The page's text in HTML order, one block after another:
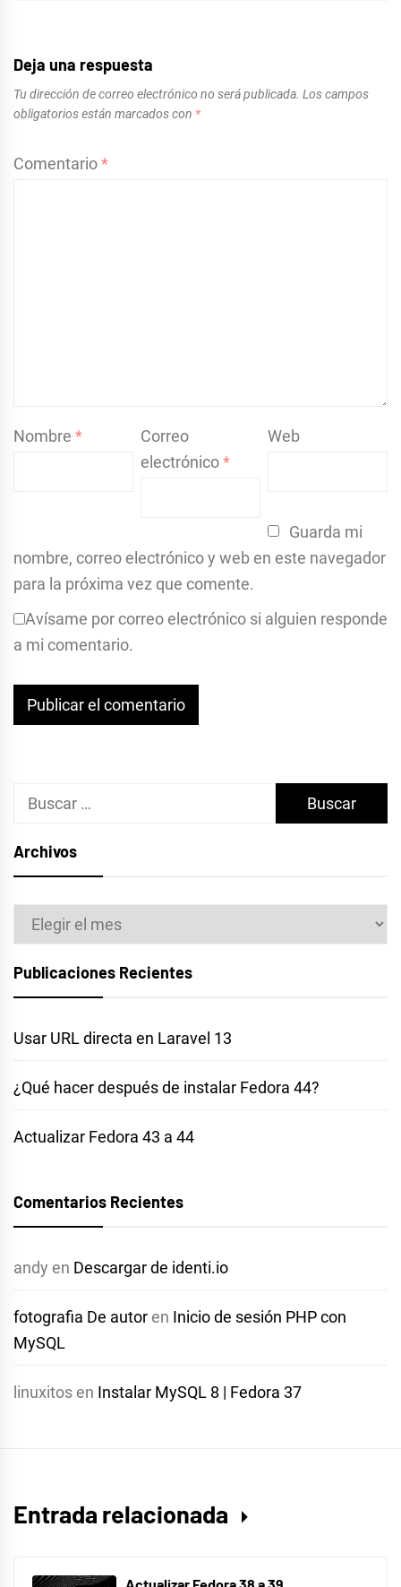
Deja una respuesta
Tu dirección de correo electrónico no será publicada. Los campos
obligatorios están marcados con *
Comentario*
Nombre *
Correo
electrónico*
Web
Guarda mi
nombre, correo electrónico y web en este navegador
para la próxima vez que comente.
Avísame por correo electrónico si alguien responde
a mi comentario.
Buscar:
Archivos
Archivos
Publicaciones Recientes
Usar URL directa en Laravel 13
¿Qué hacer después de instalar Fedora 44?
Actualizar Fedora 43 a 44
Comentarios Recientes
andy en Descargar de identi.io
fotografia De autor en Inicio de sesión PHP con
MySQL
linuxitos en Instalar MySQL 8 | Fedora 37
Entrada relacionada